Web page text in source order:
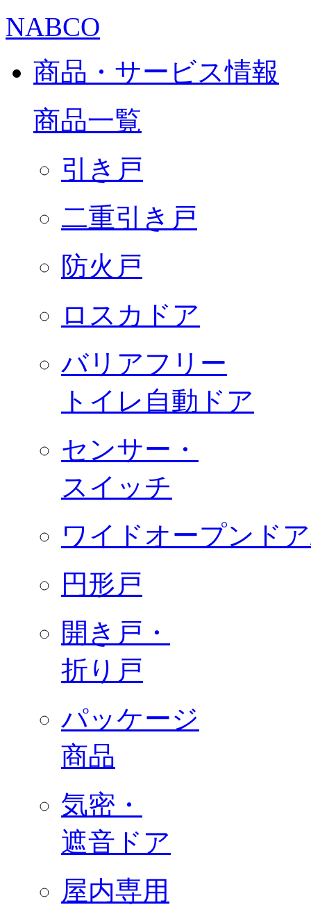
NABCO
商品・サービス情報
商品一覧
引き戸
二重引き戸
防火戸
ロスカドア
バリアフリー
トイレ自動ドア
センサー・
スイッチ
ワイドオープンド
円形戸
開き戸・
折り戸
パッケージ
商品
気密・
遮音ドア
屋内専用